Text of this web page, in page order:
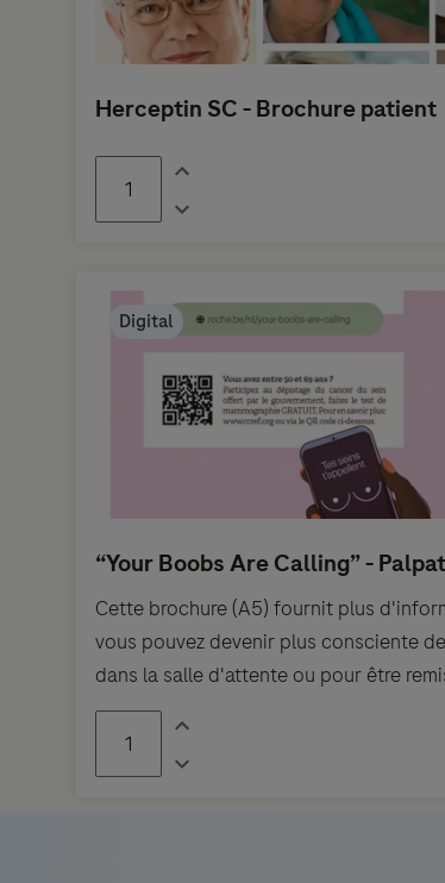
Cette brochure (A5) fournit plus
vous pouvez devenir plus consciente
dans la salle d'attente ou pour être